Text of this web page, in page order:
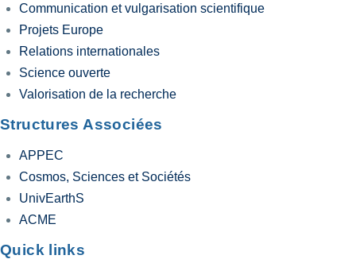
Communication et vulgarisation scientifique
Projets Europe
Relations internationales
Science ouverte
Valorisation de la recherche
Structures Associées
APPEC
Cosmos, Sciences et Sociétés
UnivEarthS
ACME
Quick links